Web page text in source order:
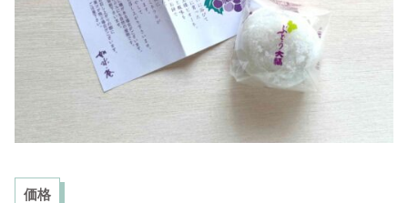
価格